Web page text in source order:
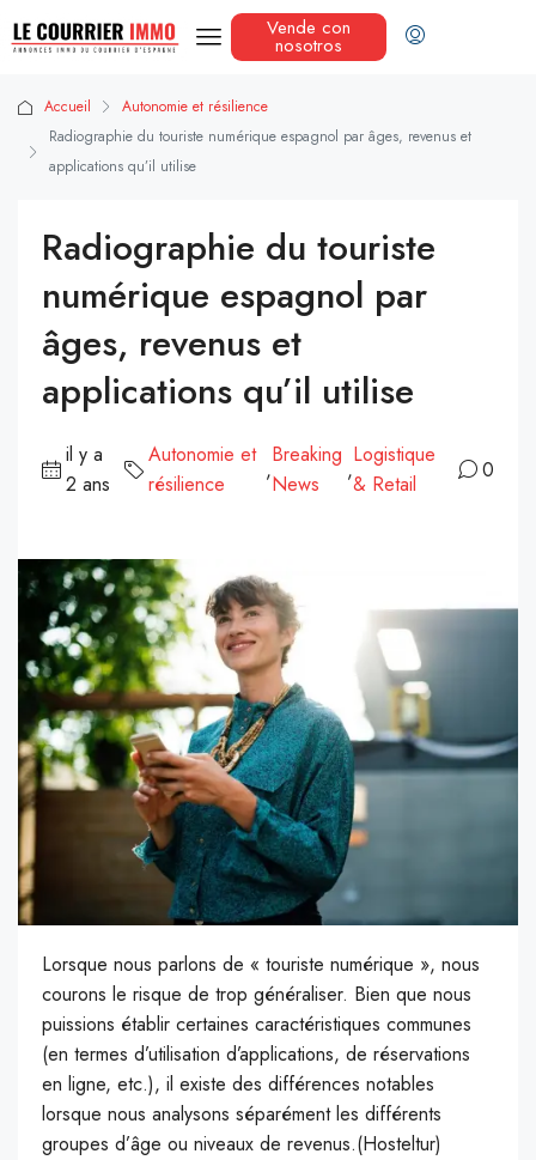
Vende con
nosotros
Accueil
Autonomie et résilience
Radiographie du touriste numérique espagnol par âges, revenus et
applications qu’il utilise
Radiographie du touriste
numérique espagnol par
âges, revenus et
applications qu’il utilise
il y a
2 ans
Autonomie et
résilience
,
Breaking
News
,
Logistique
& Retail
0
Lorsque nous parlons de « touriste numérique », nous
courons le risque de trop généraliser. Bien que nous
puissions établir certaines caractéristiques communes
(en termes d’utilisation d’applications, de réservations
en ligne, etc.), il existe des différences notables
lorsque nous analysons séparément les différents
groupes d’âge ou niveaux de revenus.(Hosteltur)